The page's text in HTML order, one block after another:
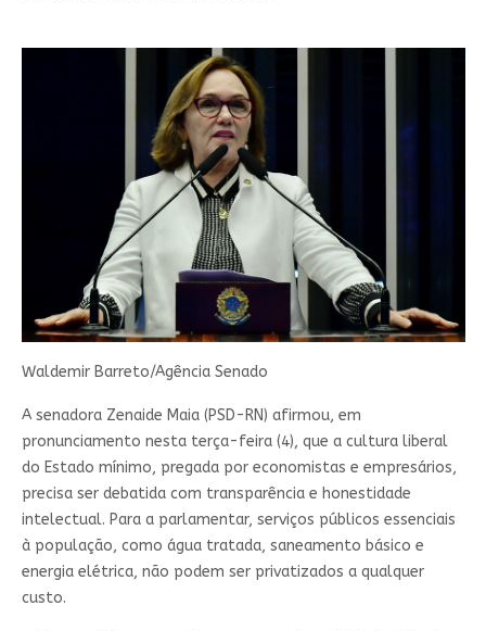
Waldemir Barreto/Agência Senado
A senadora Zenaide Maia (PSD-RN) afirmou, em
pronunciamento nesta terça-feira (4), que a cultura liberal
do Estado mínimo, pregada por economistas e empresários,
precisa ser debatida com transparência e honestidade
intelectual. Para a parlamentar, serviços públicos essenciais
à população, como água tratada, saneamento básico e
energia elétrica, não podem ser privatizados a qualquer
custo.